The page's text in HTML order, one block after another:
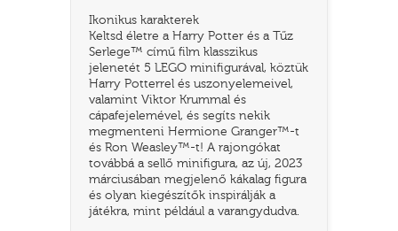
Ikonikus karakterek
Keltsd életre a Harry Potter és a Tűz
Serlege™ című film klasszikus
jelenetét 5 LEGO minifigurával, köztük
Harry Potterrel és uszonyelemeivel,
valamint Viktor Krummal és
cápafejelemével, és segíts nekik
megmenteni Hermione Granger™-t
és Ron Weasley™-t! A rajongókat
továbbá a sellő minifigura, az új, 2023
márciusában megjelenő kákalag figura
és olyan kiegészítők inspirálják a
játékra, mint például a varangydudva.